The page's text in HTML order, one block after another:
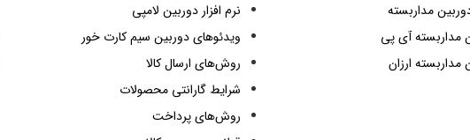
مداربسته
مداربسته آی پی
مداربسته ارزان
نرم افزار دوربین لامپی
ویدئوهای دوربین سیم کارت خور
روش‌های ارسال کالا
شرایط گارانتی محصولات
روش‌های پرداخت